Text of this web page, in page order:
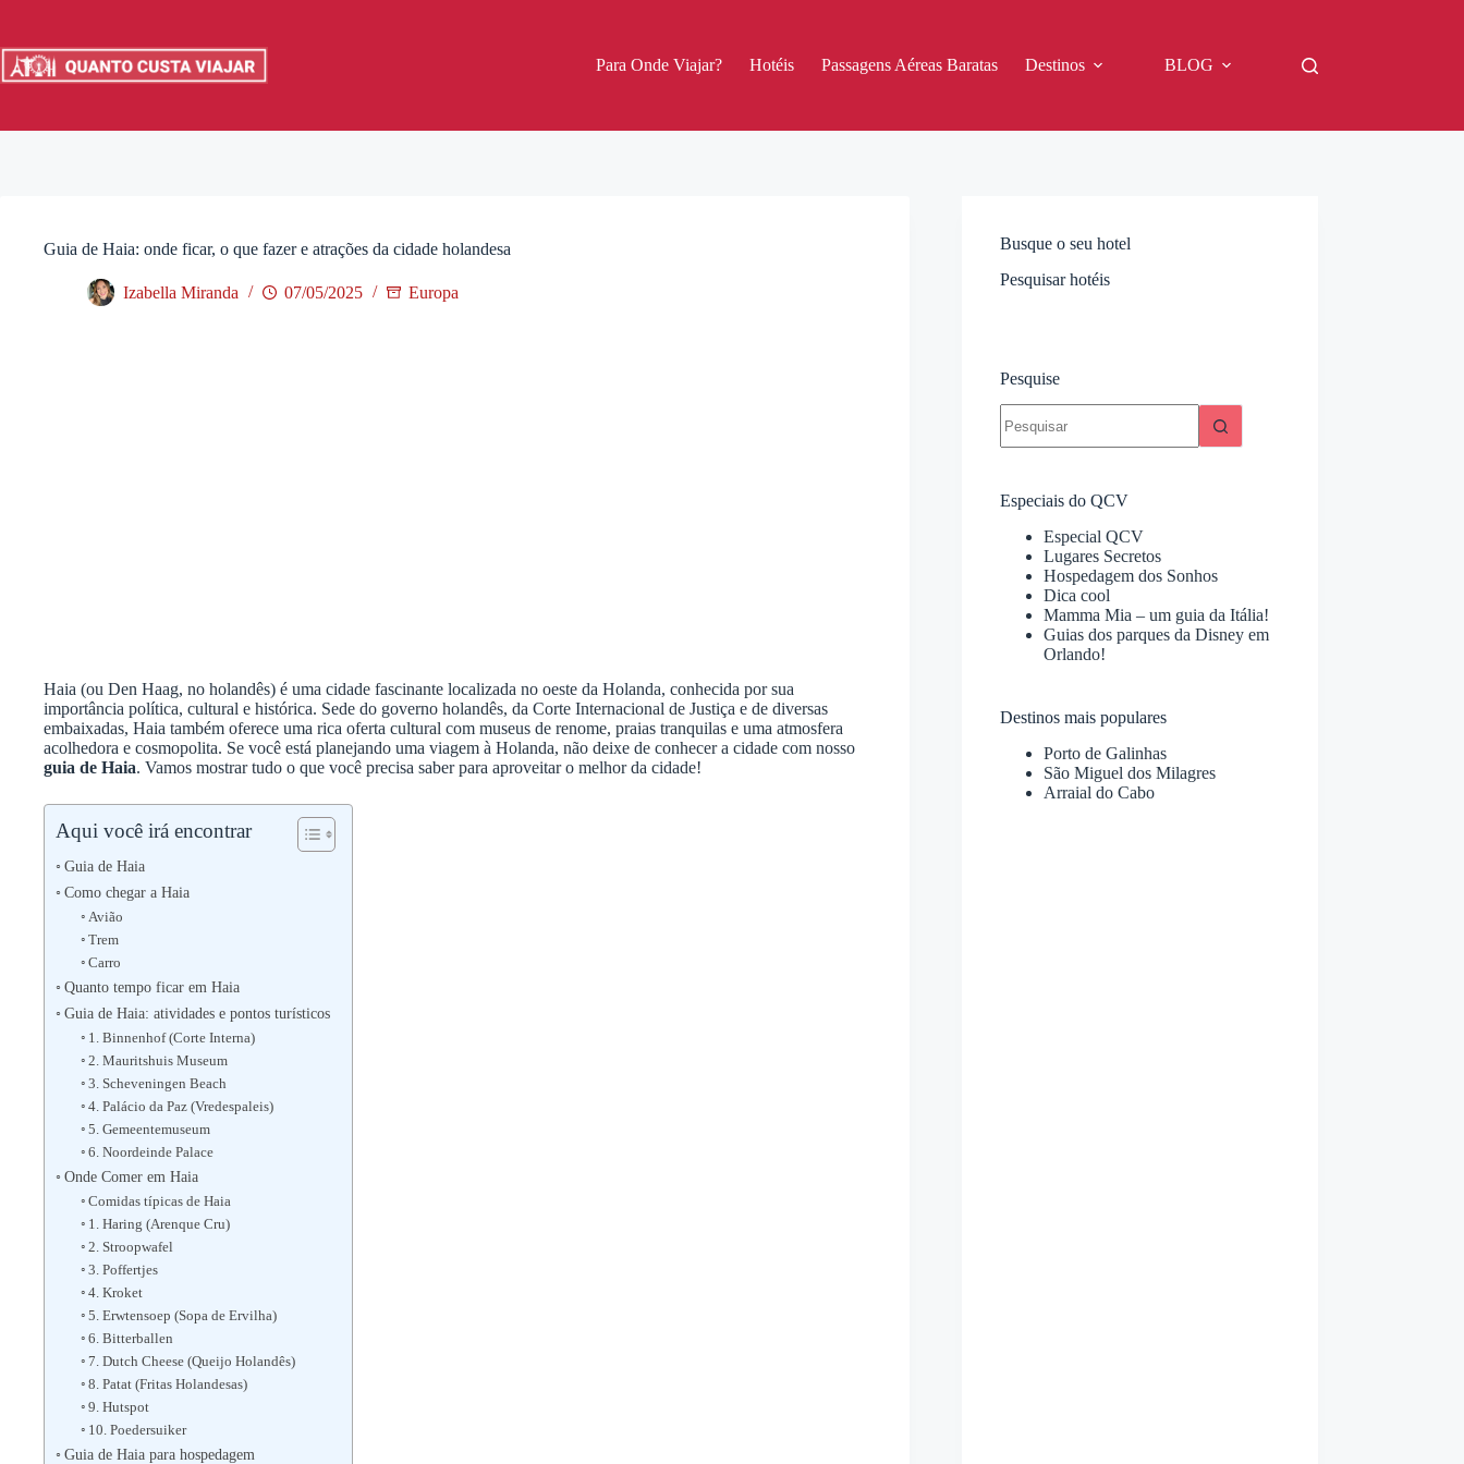
o
conteúdo
Para Onde Viajar? Hotéis Passagens Aéreas Baratas Destinos BLOG
Guia de Haia: onde ficar, o que fazer e atrações da cidade holandesa
Izabella Miranda 07/05/2025 Europa
Haia (ou Den Haag, no holandês) é uma cidade fascinante localizada no oeste da Holanda, conhecida por sua
importância política, cultural e histórica. Sede do governo holandês, da Corte Internacional de Justiça e de diversas
embaixadas, Haia também oferece uma rica oferta cultural com museus de renome, praias tranquilas e uma atmosfera
acolhedora e cosmopolita. Se você está planejando uma viagem à Holanda, não deixe de conhecer a cidade com nosso
guia de Haia. Vamos mostrar tudo o que você precisa saber para aproveitar o melhor da cidade!
Aqui você irá encontrar
Guia de Haia
Como chegar a Haia
Avião
Trem
Carro
Quanto tempo ficar em Haia
Guia de Haia: atividades e pontos turísticos
1. Binnenhof (Corte Interna)
2. Mauritshuis Museum
3. Scheveningen Beach
4. Palácio da Paz (Vredespaleis)
5. Gemeentemuseum
6. Noordeinde Palace
Onde Comer em Haia
Comidas típicas de Haia
1. Haring (Arenque Cru)
2. Stroopwafel
3. Poffertjes
4. Kroket
5. Erwtensoep (Sopa de Ervilha)
6. Bitterballen
7. Dutch Cheese (Queijo Holandês)
8. Patat (Fritas Holandesas)
9. Hutspot
10. Poedersuiker
Guia de Haia para hospedagem
Busque o seu hotel
Pesquisar hotéis
Pesquise
resultados
Especiais do QCV
Especial QCV
Lugares Secretos
Hospedagem dos Sonhos
Dica cool
Mamma Mia – um guia da Itália!
Guias dos parques da Disney em
Orlando!
Destinos mais populares
Porto de Galinhas
São Miguel dos Milagres
Arraial do Cabo